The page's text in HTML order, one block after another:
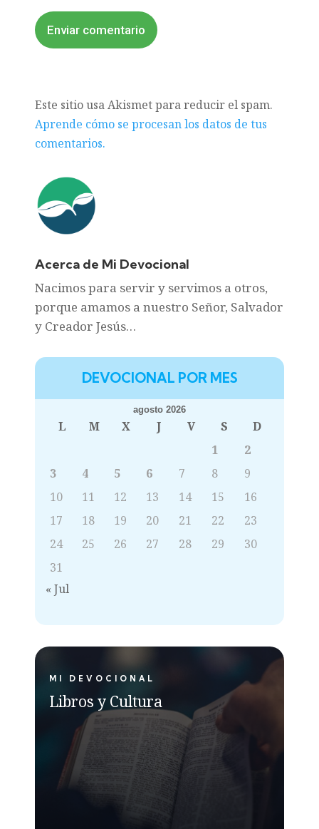
Enviar comentario
Este sitio usa Akismet para reducir el spam.
Aprende cómo se procesan los datos de tus
comentarios.
Acerca de Mi Devocional
Nacimos para servir y servimos a otros,
porque amamos a nuestro Señor, Salvador
y Creador Jesús…
DEVOCIONAL POR MES
agosto 2026
L M X J V S
D
1
2
3
4 5 6 7 8
9
10
11 12 13 14 15
16
17
18 19 20 21 22
23
24
25 26 27 28 29
30
31
« Jul
MI DEVOCIONAL
Libros y Cultura